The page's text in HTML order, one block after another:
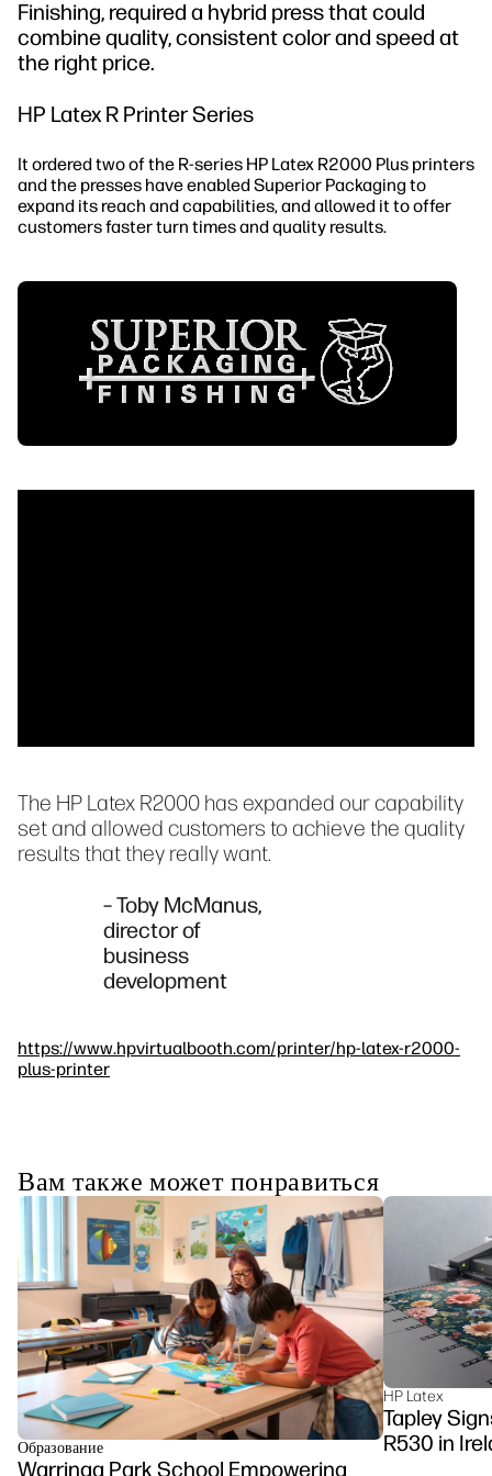
Finishing, required a hybrid press that could
combine quality, consistent color and speed at
the right price.
HP Latex R Printer Series
It ordered two of the R-series HP Latex R2000 Plus printers
and the presses have enabled Superior Packaging to
expand its reach and capabilities, and allowed it to offer
customers faster turn times and quality results.
The HP Latex R2000 has expanded our capability
set and allowed customers to achieve the quality
results that they really want.
– Toby McManus,
director of
business
development
https://www.hpvirtualbooth.com/printer/hp-latex-r2000-
plus-printer
Вам также может понравиться
Образование
Warringa Park School Empowering
HP Latex
Tapley
R530 in